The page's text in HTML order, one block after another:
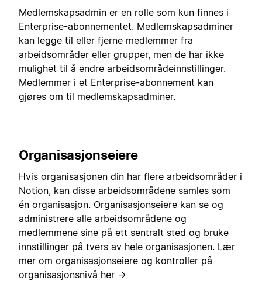
Medlemskapsadmin er en rolle som kun finnes i
Enterprise-abonnementet. Medlemskapsadminer
kan legge til eller fjerne medlemmer fra
arbeidsområder eller grupper, men de har ikke
mulighet til å endre arbeidsområdeinnstillinger.
Medlemmer i et Enterprise-abonnement kan
gjøres om til medlemskapsadminer.
Organisasjonseiere
Hvis organisasjonen din har flere arbeidsområder i
Notion, kan disse arbeidsområdene samles som
én organisasjon. Organisasjonseiere kan se og
administrere alle arbeidsområdene og
medlemmene sine på ett sentralt sted og bruke
innstillinger på tvers av hele organisasjonen. Lær
mer om organisasjonseiere og kontroller på
organisasjonsnivå her →